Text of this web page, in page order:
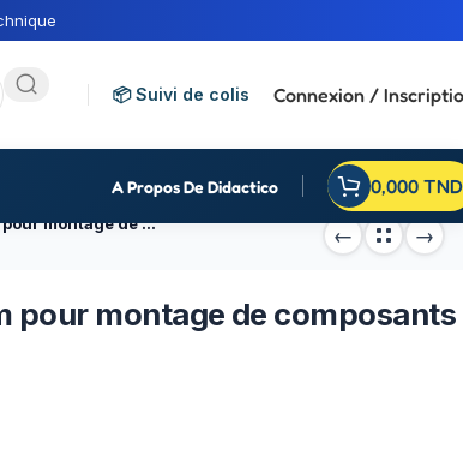
📦 Suivi de colis Connexion /
A Propos De Didactico 0,000 TND
Entretoise en laiton M3*12+6mm pour montage de composants électroniques
pour montage de composants